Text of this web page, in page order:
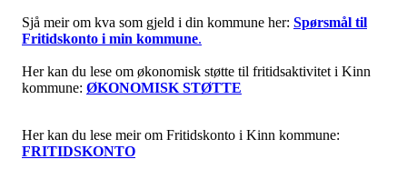
Sjå meir om kva som gjeld i din kommune her: Spørsmål til
Fritidskonto i min kommune.
Her kan du lese om økonomisk støtte til fritidsaktivitet i Kinn
kommune: ØKONOMISK STØTTE
Her kan du lese meir om Fritidskonto i Kinn kommune:
FRITIDSKONTO